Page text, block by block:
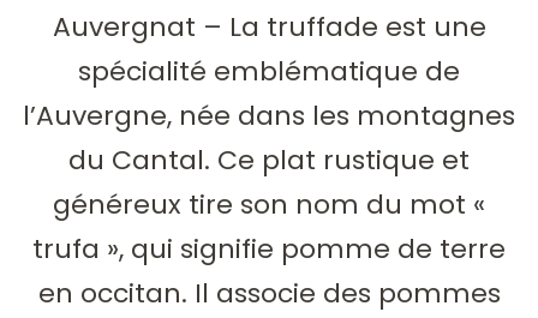
Auvergnat – La truffade est une
spécialité emblématique de
l’Auvergne, née dans les montagnes
du Cantal. Ce plat rustique et
généreux tire son nom du mot «
trufa », qui signifie pomme de terre
en occitan. Il associe des pommes